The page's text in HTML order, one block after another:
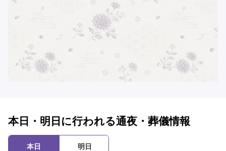
本日・明日に行われる通夜・葬儀情報
本日 明日